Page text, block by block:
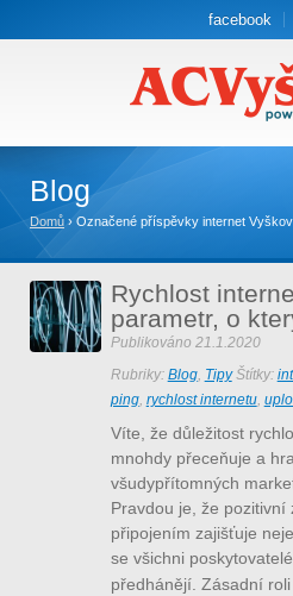
facebook
Blog
Domů › Označené příspěvky internet Vyškov
Rychlost
parametr, o
Publikováno 21.1.2020
Rubriky: Blog, TipyŠtítky:
ping, rychlost internetu,
Víte, že důležitost
mnohdy přeceňuje a
všudypřítomných
Pravdou je, že pozitivní
připojením zajišťuje
se všichni
předhánějí. Zásadní roli